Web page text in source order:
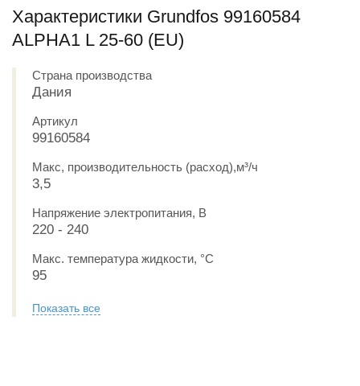
Характеристики Grundfos 99160584
ALPHA1 L 25-60 (EU)
Страна производства
Дания
Артикул
99160584
Макс, производительность (расход),м³/ч
3,5
Напряжение электропитания, В
220 - 240
Макс. температура жидкости, °С
95
Показать все